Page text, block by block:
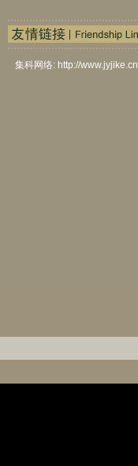
集科网络: http://www.jyjike.cn